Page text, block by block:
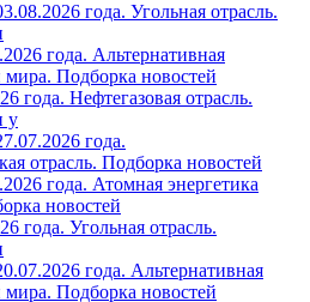
года. Угольная отрасль.
года. Альтернативная
мира. Подборка новостей
года. Нефтегазовая отрасль.
у
года.
отрасль. Подборка новостей
года. Атомная энергетика
новостей
года. Угольная отрасль.
года. Альтернативная
мира. Подборка новостей